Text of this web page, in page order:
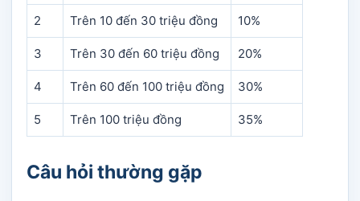
2 Trên 10 đến 30 triệu đồng 10%
3 Trên 30 đến 60 triệu đồng 20%
4 Trên 60 đến 100 triệu đồng 30%
5 Trên 100 triệu đồng 35%
Câu hỏi thường gặp